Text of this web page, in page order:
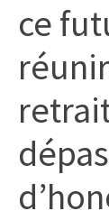
culture,
politique,
météo,
divers
et
initiatives
citoyennes
ce